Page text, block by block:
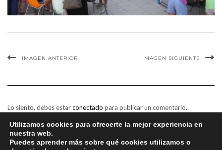
IMAGEN ANTERIOR IMAGEN SIGUIENTE
Lo siento, debes estarconectado para publicar un comentario.
Utilizamos cookies para ofrecerte la mejor experiencia en
nuestra web.
Puedes aprender más sobre qué cookies utilizamos o